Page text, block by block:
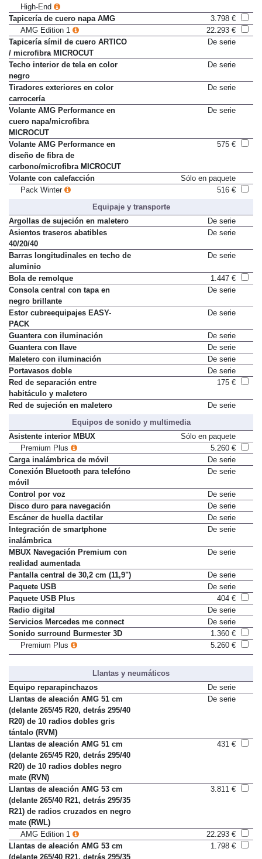
Asientos AMG Performance
High-End
Tapicería de cuero napa AMG
3.798 €
AMG Edition 1
22.293 €
Tapicería símil de cuero ARTICO
/ microfibra MICROCUT
Techo interior de tela en color
negro
Tiradores exteriores en color
carrocería
Volante AMG Performance en
cuero napa/microfibra
MICROCUT
Volante AMG Performance en
diseño de fibra de
carbono/microfibra MICROCUT
Volante con calefacción
Sólo en paquete
Equipaje y transporte
Argollas de sujeción en maletero
De serie
Asientos traseros abatibles
40/20/40
Barras longitudinales en techo de
aluminio
Bola de remolque
1.447 €
Consola central con tapa en
negro brillante
Estor cubreequipajes EASY-
PACK
Guantera con iluminación
De serie
Guantera con llave
De serie
Maletero con iluminación
De serie
Portavasos doble
De serie
Red de separación entre
habitáculo y maletero
Equipos de sonido y multimedia
Asistente interior MBUX
Sólo en paquete
Premium Plus
5.260 €
Carga inalámbrica de móvil
De serie
Conexión Bluetooth para telefóno
móvil
Control por voz
De serie
Disco duro para navegación
De serie
Escáner de huella dactilar
De serie
Integración de smartphone
inalámbrica
MBUX Navegación Premium con
realidad aumentada
Pantalla central de 30,2 cm (11,9")
De serie
Paquete USB
De serie
Paquete USB Plus
404 €
Radio digital
De serie
Servicios Mercedes me connect
De serie
Sonido surround Burmester 3D
1.360 €
Premium Plus
5.260 €
Llantas y neumáticos
Equipo reparapinchazos
De serie
Llantas de aleación AMG 51 cm
(delante 265/45 R20, detrás 295/40
R20) de 10 radios dobles gris
tántalo (RVM)
Llantas de aleación AMG 51 cm
(delante 265/45 R20, detrás 295/40
R20) de 10 radios dobles negro
mate (RVN)
Llantas de aleación AMG 53 cm
(delante 265/40 R21, detrás 295/35
R21) de radios cruzados en negro
mate (RWL)
AMG Edition 1
22.293 €
Llantas de aleación AMG 53 cm